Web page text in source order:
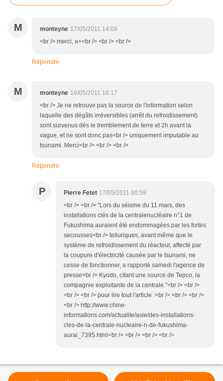
M monteyne 17/05/2011 14:08
<br /> merci, a+<br /> <br /> <br />
Répondre
M monteyne 16/05/2011 16:17
<br /> Je ne retrouve pas la source de l'information selon
laquelle des dégâts irréversibles (arrêt du refroidissement)
sont survenus dès le tremblement de terre et 2h avant la
vague, et ne sont donc pas<br /> uniquement imputable au
tsunami. Merci<br /> <br /> <br />
Répondre
P Pierre Fetet 17/05/2011 00:59
<br /> <br /> "Lors du séisme du 11 mars, des
installations clés de la centralenucléaire n°1 de
Fukushima auraient été endommagées par les fortes
secousses<br /> telluriques, avant même que le
système de refroidissement du réacteur, affecté par
la coupure d'électricité causée par le tsunami, ne
cesse de fonctionner, a rapporté samedi l'agence de
presse<br /> Kyodo, citant une source de Tepco, la
compagnie exploitante de la centrale."<br /> <br />
<br /> <br /> pour lire tout l'article :<br /> <br /> <br />
<br /> http://www.chine-
informations.com/actualite/asie/des-installations-
cles-de-la-centrale-nucleaire-n-de-fukushima-
aurai_7395.html<br /> <br /> <br /> <br />